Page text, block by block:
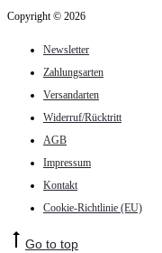
Copyright © 2026
Newsletter
Zahlungsarten
Versandarten
Widerruf/Rücktritt
AGB
Impressum
Kontakt
Cookie-Richtlinie (EU)
Go to top